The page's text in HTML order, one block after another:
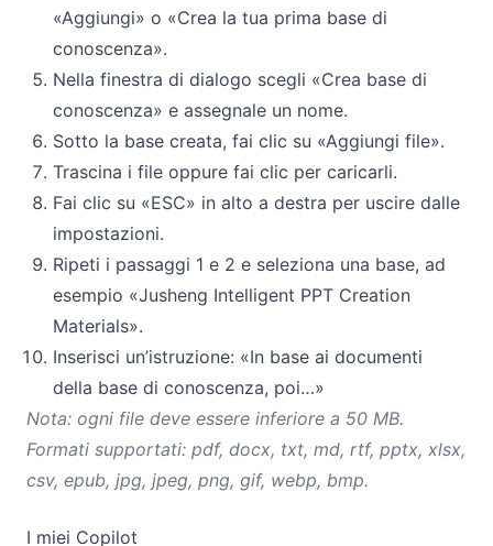
«Aggiungi» o «Crea la tua prima base di
conoscenza».
Nella finestra di dialogo scegli «Crea base di
conoscenza» e assegnale un nome.
Sotto la base creata, fai clic su «Aggiungi file».
Trascina i file oppure fai clic per caricarli.
Fai clic su «ESC» in alto a destra per uscire dalle
impostazioni.
Ripeti i passaggi 1 e 2 e seleziona una base, ad
esempio «Jusheng Intelligent PPT Creation
Materials».
Inserisci un’istruzione: «In base ai documenti
della base di conoscenza, poi…»
Nota: ogni file deve essere inferiore a 50 MB.
Formati supportati: pdf, docx, txt, md, rtf, pptx, xlsx,
csv, epub, jpg, jpeg, png, gif, webp, bmp.
I miei Copilot